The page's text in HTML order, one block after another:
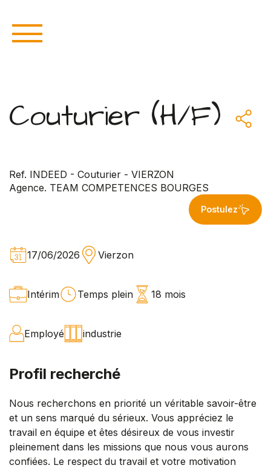
Couturier (H/F)
Ref. INDEED - Couturier - VIERZON
Agence. TEAM COMPETENCES BOURGES
Postulez
17/06/2026 Vierzon
Intérim Temps plein 18 mois
Employé industrie
Profil recherché
Nous recherchons en priorité un véritable savoir-être
et un sens marqué du sérieux. Vous appréciez le
travail en équipe et êtes désireux de vous investir
pleinement dans les missions que nous vous aurons
confiées. Le respect du travail et votre motivation